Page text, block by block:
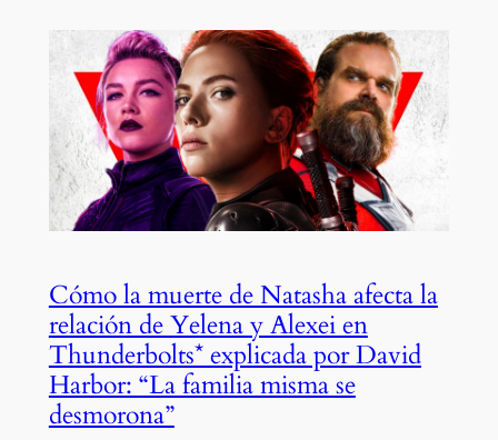
Cómo la muerte de Natasha afecta la
relación de Yelena y Alexei en
Thunderbolts* explicada por David
Harbor: “La familia misma se
desmorona”